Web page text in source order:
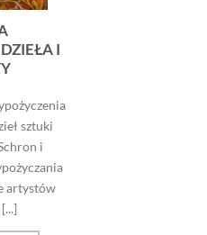
I
sztuki
i
artystów